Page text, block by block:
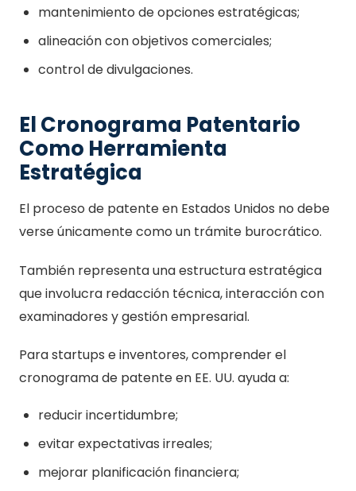
mantenimiento de opciones estratégicas;
alineación con objetivos comerciales;
control de divulgaciones.
El Cronograma Patentario
Como Herramienta
Estratégica
El proceso de patente en Estados Unidos no debe
verse únicamente como un trámite burocrático.
También representa una estructura estratégica
que involucra redacción técnica, interacción con
examinadores y gestión empresarial.
Para startups e inventores, comprender el
cronograma de patente en EE. UU. ayuda a:
reducir incertidumbre;
evitar expectativas irreales;
mejorar planificación financiera;